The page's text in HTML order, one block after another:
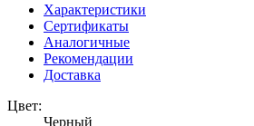
Характеристики
Сертификаты
Аналогичные
Рекомендации
Доставка
Цвет:
Черный